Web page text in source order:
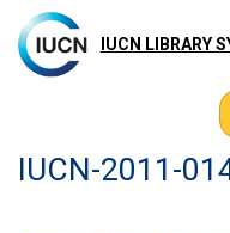
main
content
IUCN LIBRARY
IUCN-2011-